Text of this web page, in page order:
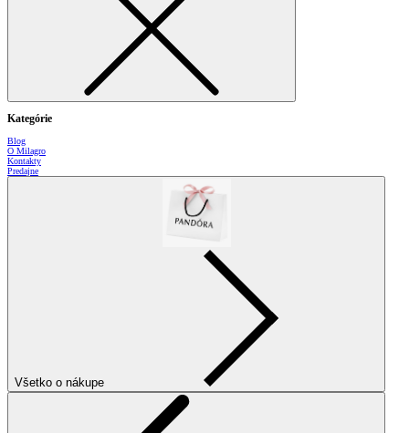
Kategórie
Blog
O Milagro
Kontakty
Predajne
Všetko o nákupe